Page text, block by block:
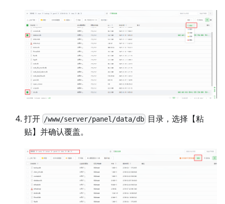
打开 /www/server/panel/data/db 目录，选择【粘
贴】并确认覆盖。